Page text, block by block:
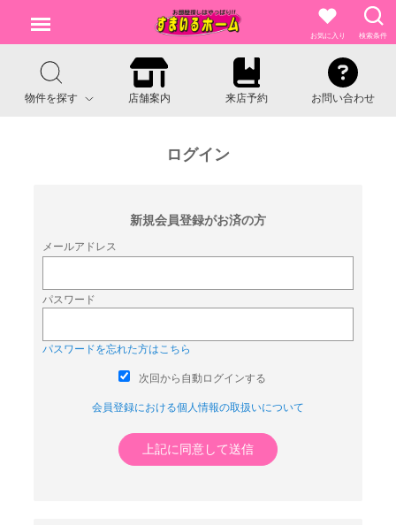
お気に入り 検索条件
物件を探す 店舗案内 来店予約 お問い合わせ
ログイン
新規会員登録がお済の方
メールアドレス
パスワード
パスワードを忘れた方はこちら
次回から自動ログインする
会員登録における個人情報の取扱いについて
上記に同意して送信